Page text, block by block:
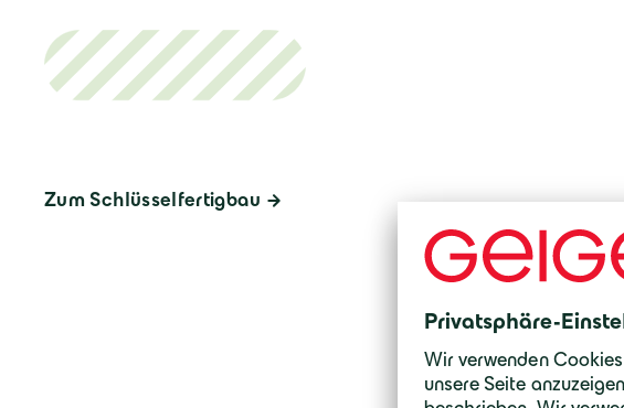
Zum Schlüsselfertigbau